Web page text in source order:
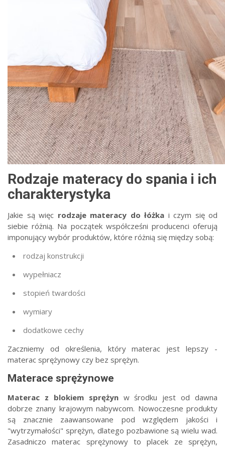
Rodzaje materacy do spania i ich
charakterystyka
Jakie są więc rodzaje materacy do łóżka i czym się od
siebie różnią. Na początek współcześni producenci oferują
imponujący wybór produktów, które różnią się między sobą:
rodzaj konstrukcji
wypełniacz
stopień twardości
wymiary
dodatkowe cechy
Zaczniemy od określenia, który materac jest lepszy -
materac sprężynowy czy bez sprężyn.
Materace sprężynowe
Materac z blokiem sprężynw środku jest od dawna
dobrze znany krajowym nabywcom. Nowoczesne produkty
są znacznie zaawansowane pod względem jakości i
"wytrzymałości" sprężyn, dlatego pozbawione są wielu wad.
Zasadniczo materac sprężynowy to placek ze sprężyn,